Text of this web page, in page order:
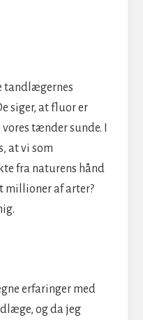
tandlægernes
siger, at fluor er
tænder sunde. I
at vi som
fra naturens hånd
millioner af arter?
erfaringer med
og da jeg